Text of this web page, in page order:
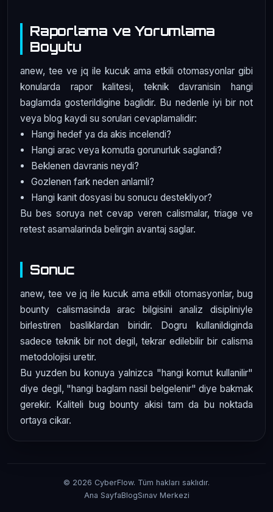
Raporlama ve Yorumlama
Boyutu
anew, tee ve jq ile kucuk ama etkili otomasyonlar gibi
konularda rapor kalitesi, teknik davranisin hangi
baglamda gosterildigine baglidir. Bu nedenle iyi bir not
veya blog kaydi su sorulari cevaplamalidir:
Hangi hedef ya da akis incelendi?
Hangi arac veya komutla gorunurluk saglandi?
Beklenen davranis neydi?
Gozlenen fark neden anlamli?
Hangi kanit dosyasi bu sonucu destekliyor?
Bu bes soruya net cevap veren calismalar, triage ve
retest asamalarinda belirgin avantaj saglar.
Sonuc
anew, tee ve jq ile kucuk ama etkili otomasyonlar, bug
bounty calismasinda arac bilgisini analiz disipliniyle
birlestiren basliklardan biridir. Dogru kullanildiginda
sadece teknik bir not degil, tekrar edilebilir bir calisma
metodolojisi uretir.
Bu yuzden bu konuya yalnizca "hangi komut kullanilir"
diye degil, "hangi baglam nasil belgelenir" diye bakmak
gerekir. Kaliteli bug bounty akisi tam da bu noktada
ortaya cikar.
© 2026 CyberFlow. Tüm hakları saklıdır.
Ana SayfaBlogSınav Merkezi